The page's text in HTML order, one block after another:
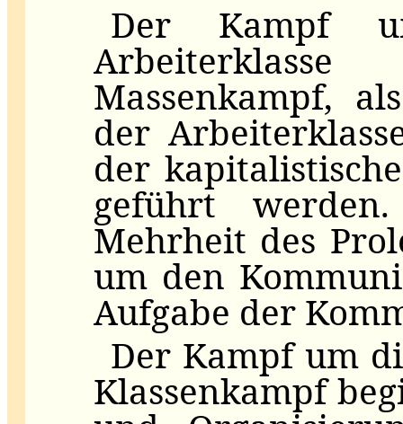
Der Kampf
Massenkampf,
der
der
geführt
Mehrheit des
um den
Aufgabe der
Der Kampf um
Klassenkampf